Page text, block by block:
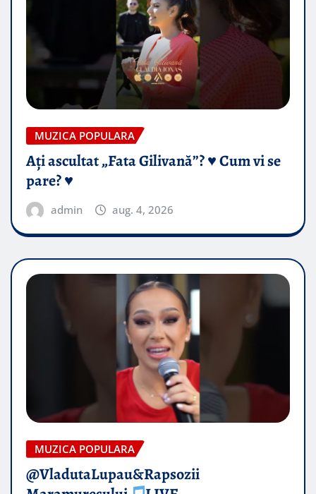
MUZICA POPULARA
Ați ascultat „Fata Gilivană”? ♥️ Cum vi se
pare? ♥️
admin aug. 4, 2026
MUZICA POPULARA
@VladutaLupau&Rapsozii